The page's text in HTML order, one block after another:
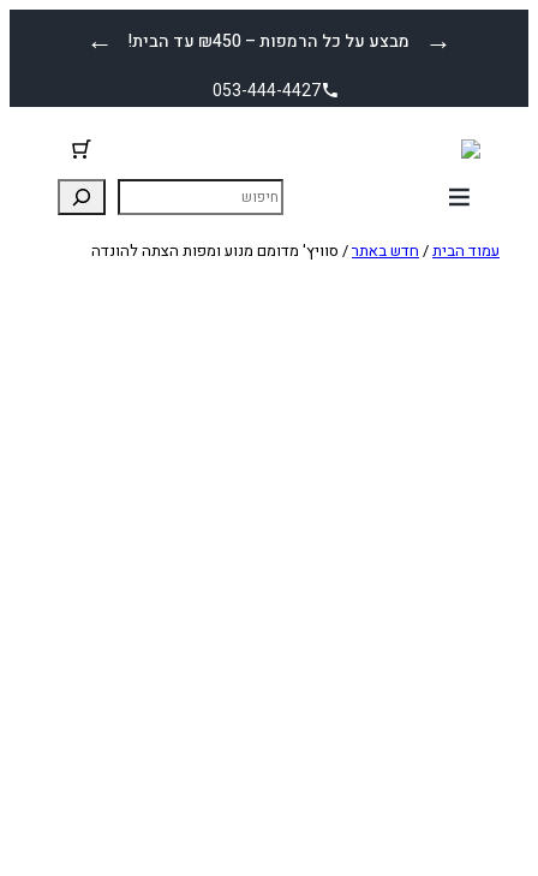
← מבצע על כל הרמפות – ₪450 עד הבית! →
053-444-4427
עמוד הבית/ חדש באתר/ סוויץ' מדומם מנוע ומפות הצתה להונדה